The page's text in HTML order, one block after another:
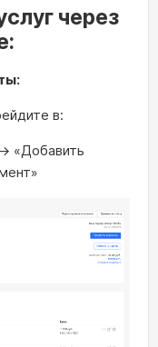
через
в:
«Добавить